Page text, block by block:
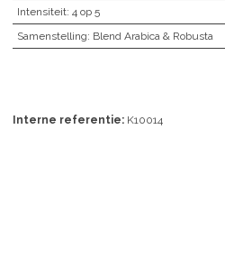
Intensiteit: 4 op 5
Samenstelling: Blend Arabica & Robusta
Interne referentie: K10014